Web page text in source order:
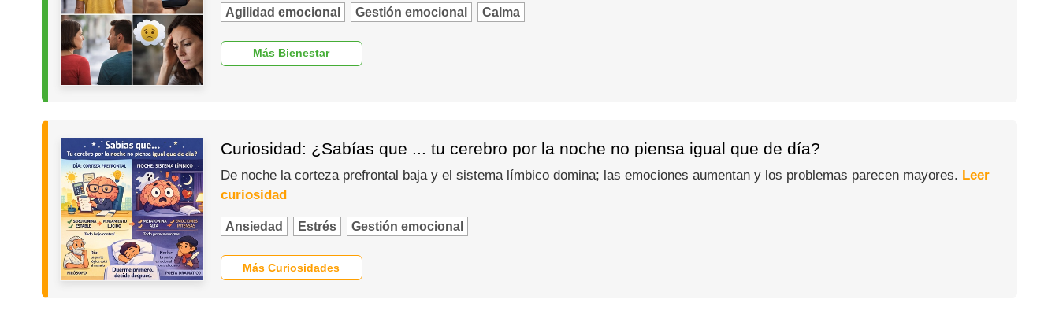
Agilidad emocional Gestión emocional Calma
Más Bienestar
Curiosidad: ¿Sabías que ... tu cerebro por la noche no piensa igual que de día?
De noche la corteza prefrontal baja y el sistema límbico domina; las emociones aumentan y los problemas parecen mayores. Leer
curiosidad
Ansiedad Estrés Gestión emocional
Más Curiosidades